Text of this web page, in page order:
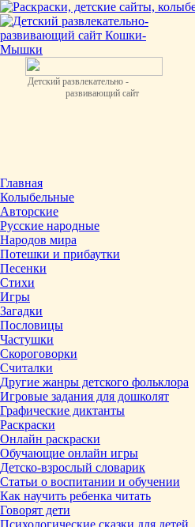
Детский развлекательно -
развивающий сайт
Главная
Колыбельные
Авторские
Русские народные
Народов мира
Потешки и прибаутки
Песенки
Стихи
Игры
Загадки
Пословицы
Частушки
Скороговорки
Считалки
Другие жанры детского фольклора
Игровые задания для дошколят
Графические диктанты
Раскраски
Онлайн раскраски
Обучающие онлайн игры
Детско-взрослый словарик
Статьи о воспитании и обучении
Как научить ребенка читать
Говорят дети
Психологические сказки для детей